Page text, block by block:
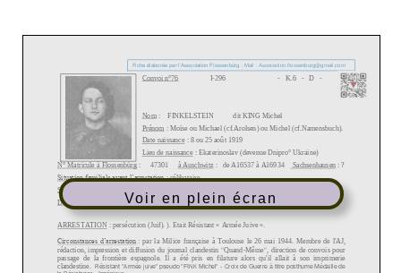
Voir en plein écran